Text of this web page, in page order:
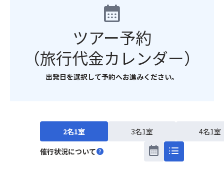
calendar_month
ツアー予約
（旅行代金カレンダー）
出発日を選択して予約へお進みください。
2名1室 3名1室
4名1室
催行状況についてhelp calendar_month list